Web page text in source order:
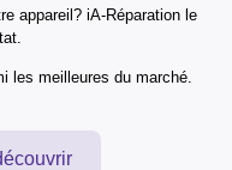
appareil? iA-Réparation le
les meilleures du marché.